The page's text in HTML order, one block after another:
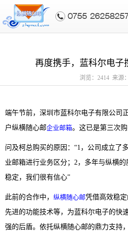
0755-
再度携手，蓝科尔电子
浏览：2414 来源
端午节前，深圳市蓝科尔电子有限公司
户纵横随心邮企业邮箱。这已是第三次购
问及柯总购买的原因：“1，公司成立了
业邮箱进行业务区分；2，多年与纵横
稳定，我们很有信心”
此前的合作中， 纵横随心邮凭借高效稳定
先进的功能技术等，为蓝科尔电子的快
强的后盾。依托纵横随心邮的鼎力支持